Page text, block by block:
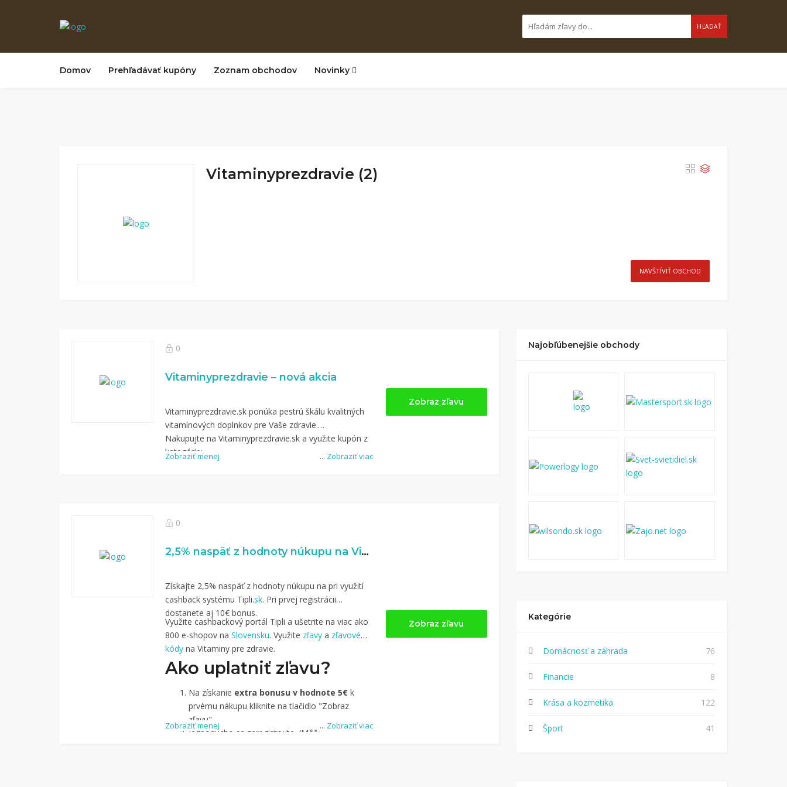
HĽADAŤ
Domov Prehľadávať kupóny Zoznam obchodov Novinky
Vitaminyprezdravie (2)
NAVŠTÍVIŤ OBCHOD
0
Vitaminyprezdravie – nová akcia
... Zobraziť viac
Vitaminyprezdravie.sk ponúka pestrú škálu kvalitných
vitamínových doplnkov pre Vaše zdravie.
Nakupujte na Vitaminyprezdravie.sk a využite kupón z
kategórie:
Zobraziť menej
Zobraz zľavu
0
2,5% naspäť z hodnoty núkupu na Vitaminyprezdravie.sk
... Zobraziť viac
Získajte 2,5% naspäť z hodnoty núkupu na pri využití
cashback systému Tipli.sk. Pri prvej registrácii
dostanete aj 10€ bonus.
Využite cashbackový portál Tipli a ušetrite na viac ako
800 e-shopov na Slovensku. Využite zľavy a zľavové
kódy na Vitaminy pre zdravie.
Ako uplatniť zľavu?
Na získanie extra bonusu v hodnote 5€ k
prvému nákupu kliknite na tlačidlo "Zobraz
zľavu".
Jednoducho sa zaregistrujte. (Môžete aj
Zobraziť menej
Zobraz zľavu
Najobľúbenejšie obchody
Kategórie
Domácnosť a záhrada 76
Financie 8
Krása a kozmetika 122
Šport 41